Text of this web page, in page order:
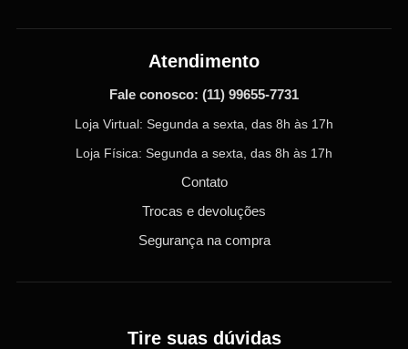
Atendimento
Fale conosco: (11) 99655-7731
Loja Virtual: Segunda a sexta, das 8h às 17h
Loja Física: Segunda a sexta, das 8h às 17h
Contato
Trocas e devoluções
Segurança na compra
Tire suas dúvidas